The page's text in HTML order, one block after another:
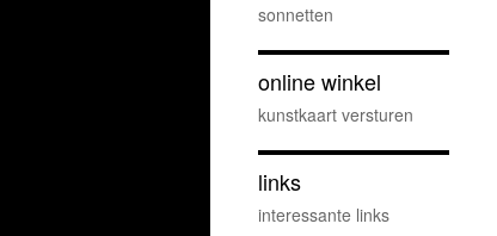
sonnetten
online winkel
kunstkaart versturen
links
interessante links